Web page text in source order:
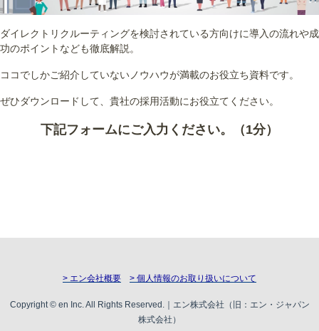
ダイレクトリクルーティングを検討されている方向けに導入の流れや成
功のポイントなども徹底解説。
ココでしかご紹介していないノウハウが満載のお役立ち資料です。
ぜひダウンロードして、貴社の採用活動にお役立てください。
下記フォームにご入力ください。（1分）
> エン会社概要 > 個人情報のお取り扱いについて
Copyright © en Inc. All Rights Reserved.｜エン株式会社（旧：エン・ジャパン
株式会社）